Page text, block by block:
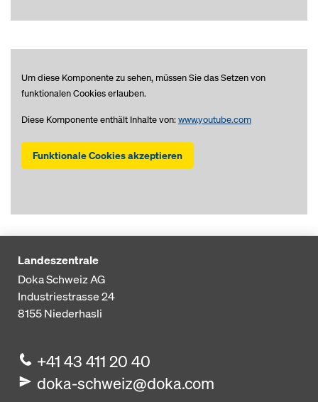
Um diese Komponente zu sehen, müssen Sie das Setzen von
funktionalen Cookies erlauben.
Diese Komponente enthält Inhalte von:www.youtube.com
Funktionale Cookies akzeptieren
Landeszentrale
Doka Schweiz AG
Industriestrasse 24
8155Niederhasli
+41 43 411 20 40
doka-schweiz@doka.com